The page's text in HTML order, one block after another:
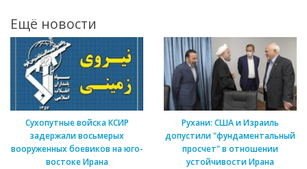
Ещё новости
Сухопутные войска КСИР
задержали восьмерых
вооруженных боевиков на юго-
востоке Ирана
Рухани: США и Израиль
допустили "фундаментальный
просчет" в отношении
устойчивости Ирана